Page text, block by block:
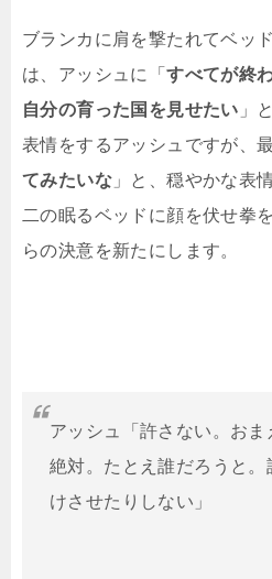
ブランカに肩を撃たれてベッ
は、アッシュに「すべてが終
自分の育った国を見せたい 」
表情をするアッシュですが、
てみたいな 」と、穏やかな表
二の眠るベッドに顔を伏せ拳
らの決意を新たにします。
アッシュ「許さない。お
絶対。たとえ誰だろうと
けさせたりしない」